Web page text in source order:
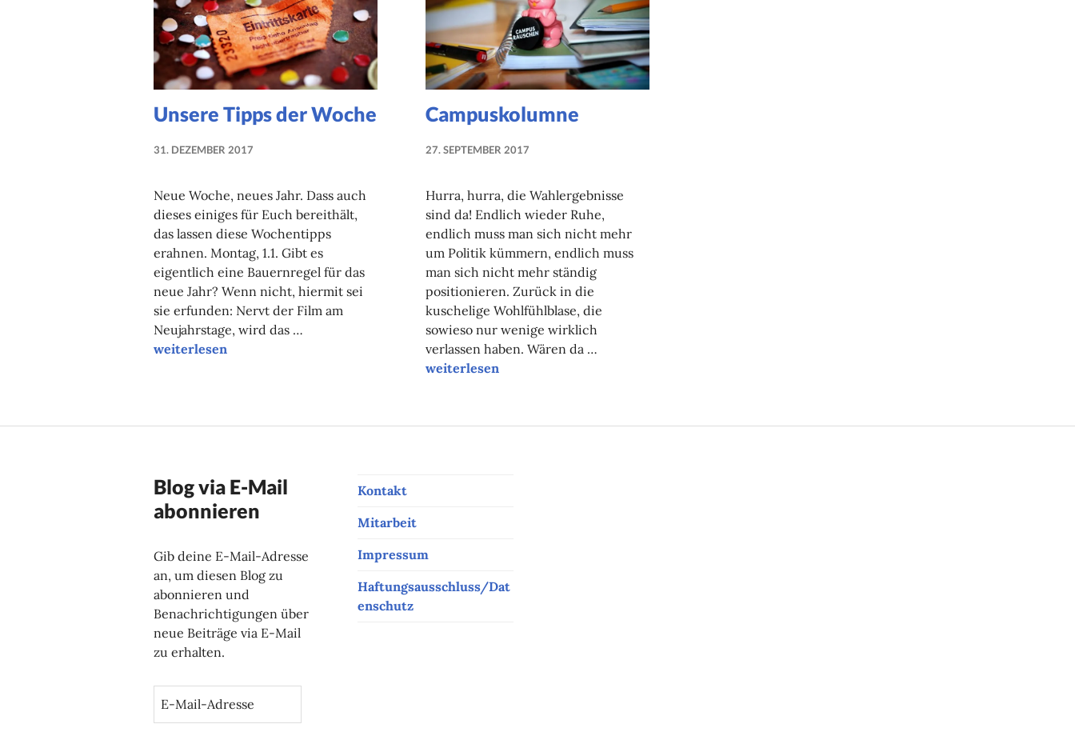
Unsere Tipps der Woche
31. DEZEMBER 2017
Neue Woche, neues Jahr. Dass auch
dieses einiges für Euch bereithält,
das lassen diese Wochentipps
erahnen. Montag, 1.1. Gibt es
eigentlich eine Bauernregel für das
neue Jahr? Wenn nicht, hiermit sei
sie erfunden: Nervt der Film am
Neujahrstage, wird das …
Unsere Tipps der Woche
weiterlesen
Campuskolumne
27. SEPTEMBER 2017
Hurra, hurra, die Wahlergebnisse
sind da! Endlich wieder Ruhe,
endlich muss man sich nicht mehr
um Politik kümmern, endlich muss
man sich nicht mehr ständig
positionieren. Zurück in die
kuschelige Wohlfühlblase, die
sowieso nur wenige wirklich
verlassen haben. Wären da …
Campuskolumne
weiterlesen
Blog via E-Mail
abonnieren
Gib deine E-Mail-Adresse
an, um diesen Blog zu
abonnieren und
Benachrichtigungen über
neue Beiträge via E-Mail
zu erhalten.
Kontakt
Mitarbeit
Impressum
Haftungsausschluss/Dat
enschutz